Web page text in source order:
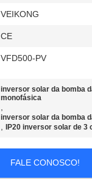
VEIKONG
CE
VFD500-PV
inversor solar da bomba
monofásica
,
inversor solar da bomba
, IP20 inversor solar de
FALE CONOSCO!